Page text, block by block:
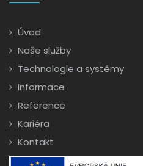
Úvod
Naše služby
Technologie a systémy
Informace
Reference
Kariéra
Kontakt